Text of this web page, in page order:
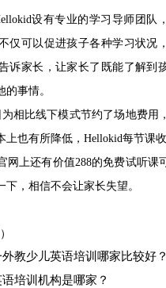
设有专业的学习导师团队
仅可以促进孩子各种学习状况
诉家长，让家长了既能了解到
事情。
为相比线下模式节约了场地费用
上也有所降低， Hellokid每节课
网上还有价值288的免费试听课
，相信不会让家长失望。
教少儿英语培训哪家比较好？
培训机构是哪家？